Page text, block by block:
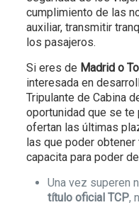
cumplimiento de las
auxiliar, transmitir
los pasajeros.
Si eres de Madrid o
interesada en
Tripulante de Cabina
oportunidad que se te
ofertan las últimas
las que poder
capacita para poder
Una vez superen
título oficial TCP,